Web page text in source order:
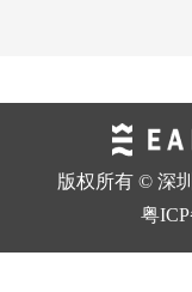
版权所有 © 深
粤